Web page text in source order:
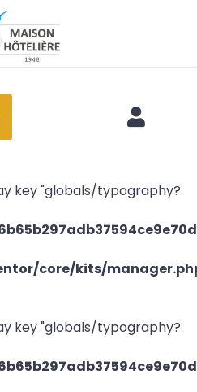
key "globals/typography?
core/kits/
key "globals/typography?